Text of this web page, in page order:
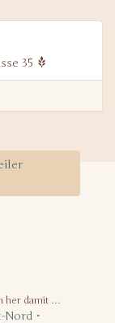
35
her damit …
Nord